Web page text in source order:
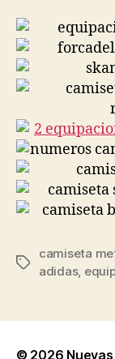
Etiquetas
camiseta
adidas,
© 2026